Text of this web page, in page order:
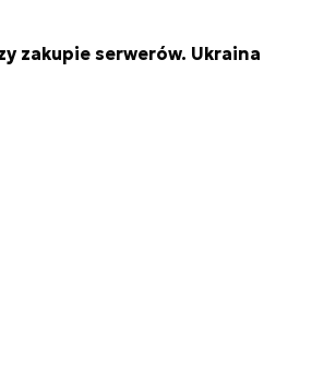
zakupie serwerów. Ukraina